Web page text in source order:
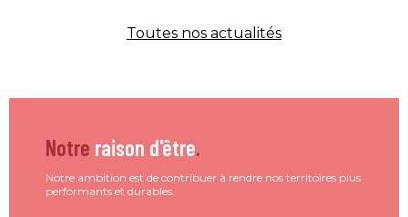
Toutes nos actualités
Notre raison d'être.
Notre ambition est de contribuer à rendre nos territoires plus
performants et durables.